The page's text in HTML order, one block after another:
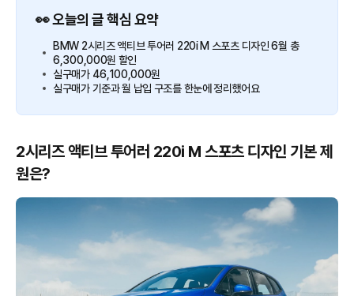
👀 오늘의 글 핵심 요약
BMW 2시리즈 액티브 투어러 220i M 스포츠 디자인 6월 총
6,300,000원 할인
실구매가 46,100,000원
실구매가 기준과 월 납입 구조를 한눈에 정리했어요
2시리즈 액티브 투어러 220i M 스포츠 디자인 기본 제
원은?